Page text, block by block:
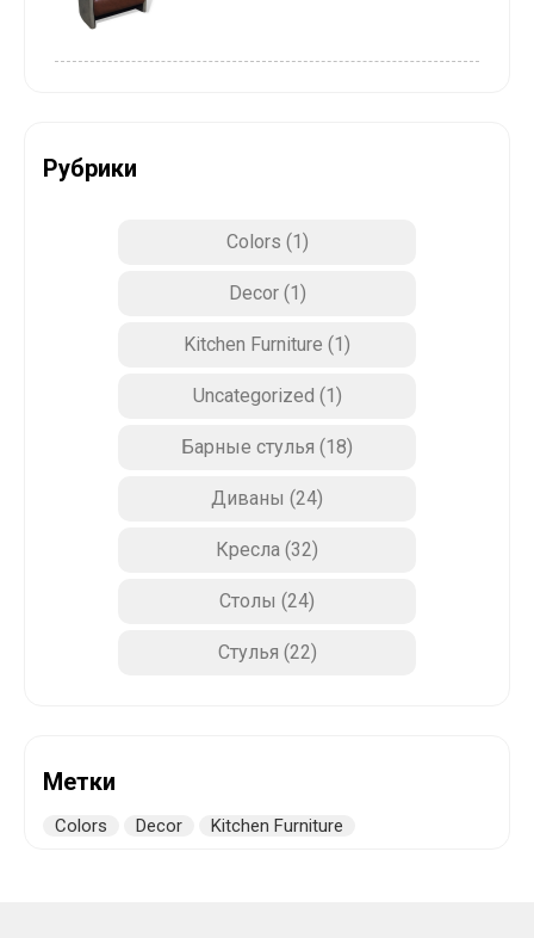
Рубрики
Colors (1)
Decor(1)
Kitchen Furniture (1)
Uncategorized (1)
Барные стулья (18)
Диваны (24)
Кресла (32)
Столы (24)
Стулья (22)
Метки
Colors Decor Kitchen Furniture